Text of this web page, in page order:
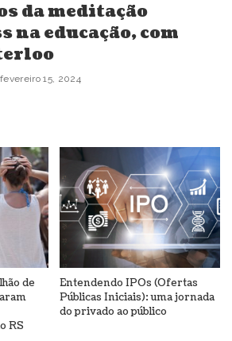
da meditação
educação, com
fevereiro 15, 2024
de
RS
Entendendo IPOs (Ofertas
Públicas Iniciais): uma jornada
do privado ao público